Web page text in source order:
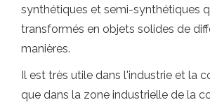
synthétiques et semi-synthétiques
transformés en objets solides de
manières.
Il est très utile dans l'industrie et la
que dans la zone industrielle de la